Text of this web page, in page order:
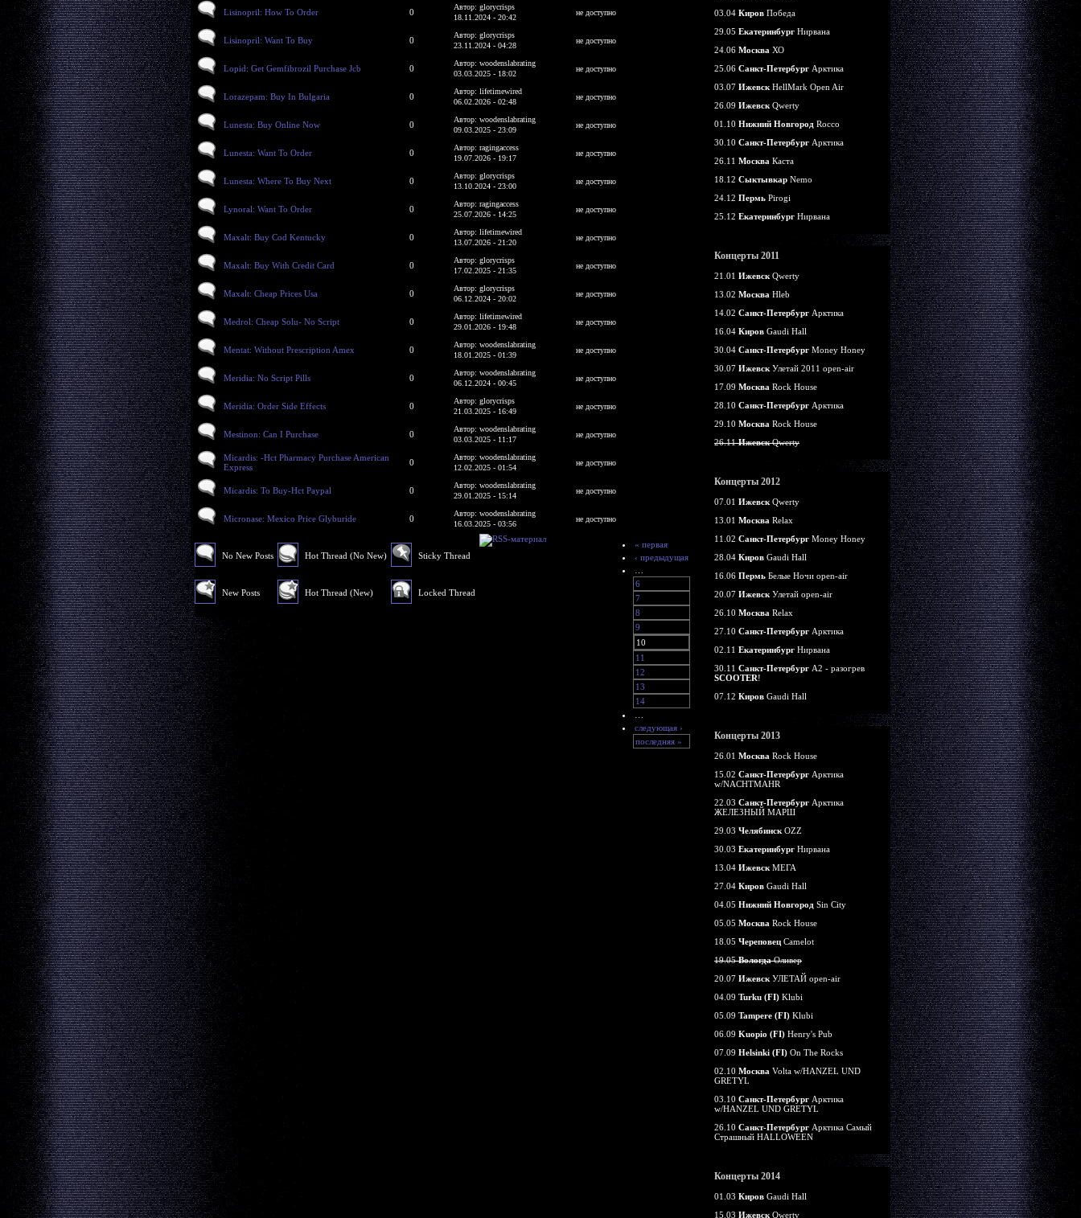
Lisinopril: How To Order 0
Автор: glorycrisps
18.11.2024 - 20:42
не доступно
Lisinopril: Want To Buy 0
Автор: glorycrisps
23.11.2024 - 04:28
не доступно
Lopid: Get Gemfibrozil Purchase Jcb 0
Автор: woodenslabrating
03.03.2025 - 18:02
не доступно
Lorazepam: Buy In Bulgaria 0
Автор: lifetimewired
06.02.2026 - 02:48
не доступно
Lunesta: Buy Online Now 0
Автор: woodenslabrating
09.03.2025 - 23:09
не доступно
Lunesta: Want To Order 0
Автор: ragingaccess
19.07.2026 - 19:17
не доступно
Lunesta: Where To Buy Next 0
Автор: glorycrisps
13.10.2024 - 23:00
не доступно
Lynoral: Want To Order 0
Автор: ragingaccess
25.07.2026 - 14:25
не доступно
Maxalt: Buy Cod Kentucky 0
Автор: lifetimewired
13.07.2026 - 21:20
не доступно
Maxalt: Buy With Credit Card 0
Автор: glorycrisps
17.02.2025 - 21:35
не доступно
Maxalt: Cheap Prices Usa 0
Автор: glorycrisps
06.12.2024 - 20:02
не доступно
Medrol: Cheap Solu- No Script 0
Автор: lifetimewired
29.01.2026 - 19:48
не доступно
Mentat: Without Prescription Amex 0
Автор: woodenslabrating
18.01.2025 - 01:39
не доступно
Meridia: No Script Pills 0
Автор: woodenslabrating
06.12.2024 - 00:45
не доступно
Meridia: Order Side Effects 0
Автор: glorycrisps
21.03.2025 - 16:49
не доступно
Mestinon: Can I Purchase 0
Автор: woodenslabrating
03.03.2025 - 11:17
не доступно
Micardis: -Hct Pharmacy Purchase American
Express
0
Автор: woodenslabrating
12.02.2025 - 01:54
не доступно
Micardis: To Buy-Hct Paypal 0
Автор: woodenslabrating
29.01.2025 - 15:14
не доступно
Micronase: Mexico Price Glyburide 0
Автор: woodenslabrating
16.03.2025 - 03:56
не доступно
No New Posts
New Posts
Hot Thread (No New)
Hot Thread (New)
Sticky Thread
Locked Thread
« первая
‹ предыдущая
6
7
8
9
10
11
12
13
14
следующая ›
последняя »
03.04 Киров Победа
29.05 Екатеринбург Нирвана
24.06 Москва ХО
25.06 Санкт-Петербург Арктика
03.07 Ижевск HellMark Open Air
26.09 Ижевск Qwerty
01.10 Нижний Новгород Rocco
30.10 Санкт-Петербург Арктика
26.11 Москва Каста
18.12 Сыктывкар Nemo
24.12 Пермь Pirogi
25.12 Екатеринбург Нирвана
Концерты 2011
21.01 Ижевск Qwerty
13.02 Москва Hleb
14.02 Санкт-Петербург Арктика
16.04 Киров Gaudi Hall
30.04 Санкт-Петербург Money Honey
30.07 Ижевск Улетай 2011 open-air
17.09 Москва Rock House
28.10 Санкт-Петербург Арктика
29.10 Москва Rock House
26.11ИжевскQwerty
Концерты 2012
07.01 Ижевск Qwerty
13.01 Москва Relax
11.02 Санкт-Петербург Money Honey
28.04 Киров Gaudi Hall
16.06 Пермь Белые Ночи open-air
20.07 Ижевск Улетай open-air
26.10 Москва Relax
27.10 Санкт-Петербург Арктика
02.11 Екатеринбург Нирвана
30.11 Санкт-Петербург А2 - разогрев
SCOOTER!
07.12 Киров Gaudi Hall
Концерты 2013
26.01 Москва Rock House
15.02 Санкт-Петербург Арктика
w/NACHTMAHR
22.03 Санкт-Петербург Арктика
ЖЕЛЕЗНЫЙ МАРШ
29.03 Челябинск OZZ
30.03 Екатеринбург Нирвана
13.04 Ижевск МЕГА
27.04 Киров Gaudi Hall
04.05 Нижний Новгород Sin City
05.05 Москва Rock House
18.05 Череповец Camelot
19.05ВологдаОливер
20.07 Ижевск УЛЕТАЙ open-air
04.09 Turku (FI) Klubi
05.09 Tampere (FI) Klubi
06.09 Kuopio (FI) Henry's Pub
07.09 Helsinki (FI) On The Rocks
02.10 Москва Volta w/HANZEL UND
GRETYL
03.10 Санкт-Петербург Арктика
w/HANZEL UND GRETYL
26.10 Санкт-Петербург Арктика Самый
Страшный HALLOWEEN
Концерты 2014
01.03 Киров Gaudi Hall
15.03 Ижевск Qwerty